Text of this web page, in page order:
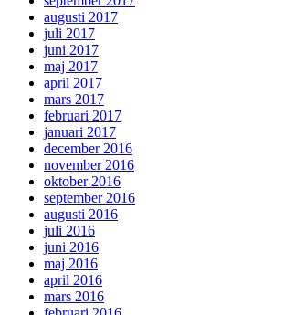
augusti 2017
juli 2017
juni 2017
maj 2017
april 2017
mars 2017
februari 2017
januari 2017
december 2016
november 2016
oktober 2016
september 2016
augusti 2016
juli 2016
juni 2016
maj 2016
april 2016
mars 2016